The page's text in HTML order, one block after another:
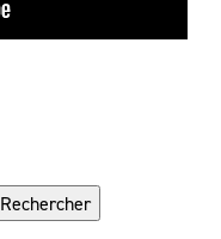
Rechercher